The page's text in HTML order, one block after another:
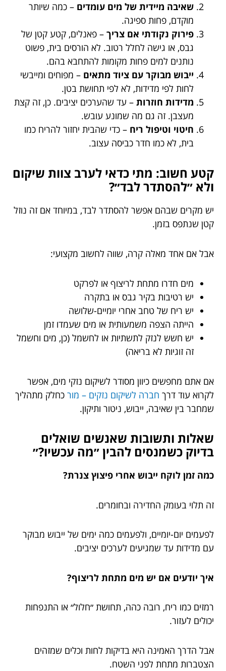
שאיבה מיידית של מים עומדים – כמה שיותר
מוקדם, פחות ספיגה.
פירוק נקודתי אם צריך – פאנלים, קטע קטן של
גבס, או גישה לחלל רטוב. לא הורסים בית, פשוט
נותנים למים פחות מקומות להתחבא בהם.
ייבוש מבוקר עם ציוד מתאים – מפוחים ומייבשי
לחות לפי מדידות, לא לפי תחושת בטן.
מדידות חוזרות – עד שהערכים יציבים. כן, זה קצת
מעצבן. זה גם מה שמונע עובש.
חיטוי וטיפול ריח – כדי שהבית יחזור להריח כמו
בית, לא כמו חדר כביסה עצוב.
קטע חשוב: מתי כדאי לערב צוות שיקום
ולא ״להסתדר לבד״?
יש מקרים שבהם אפשר להסתדר לבד, במיוחד אם זה נוזל
קטן שנתפס בזמן.
אבל אם אחד מאלה קרה, שווה לחשוב מקצועי:
מים חדרו מתחת לריצוף או לפרקט
יש רטיבות בקיר גבס או בתקרה
יש ריח של טחב אחרי יומיים-שלושה
הייתה הצפה משמעותית או מים שעמדו זמן
יש חשש לנזק לתשתיות או לחשמל (כן, מים וחשמל
זה זוגיות לא בריאה)
אם אתם מחפשים כיוון מסודר לשיקום נזקי מים, אפשר
לקרוא עוד דרך חברה לשיקום נזקים – מור כחלק מתהליך
שמחבר בין שאיבה, ייבוש, ניטור ותיקון.
שאלות ותשובות שאנשים שואלים
בדיוק כשמנסים להבין ״מה עכשיו?״
כמה זמן לוקח ייבוש אחרי פיצוץ צנרת?
זה תלוי בעומק החדירה ובחומרים.
לפעמים יום-יומיים, ולפעמים כמה ימים של ייבוש מבוקר
עם מדידות עד שמגיעים לערכים יציבים.
איך יודעים אם יש מים מתחת לריצוף?
רמזים כמו ריח, רובה כהה, תחושת ״חלול״ או התנפחות
יכולים לעזור.
אבל הדרך האמינה היא בדיקות לחות וכלים שמזהים
הצטברות מתחת לפני השטח.